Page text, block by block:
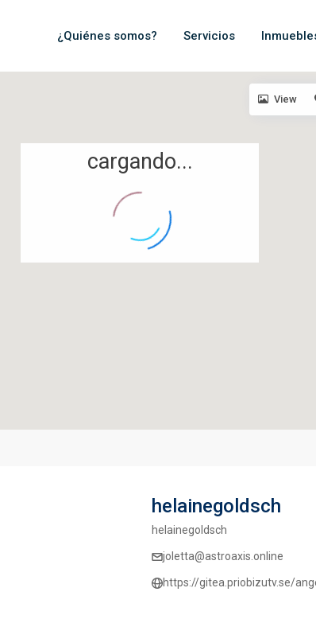
¿Quiénes somos? Servicios
cargando...
View
helainegoldsch
helainegoldsch
joletta@astroaxis.online
https://gitea.priobizutv.se/